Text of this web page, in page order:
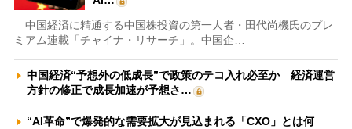
中国経済に精通する中国株投資の第一人者・田代尚機氏のプレ
ミアム連載「チャイナ・リサーチ」。中国企…
中国経済“予想外の低成長”で政策のテコ入れ必至か 経済運営
方針の修正で成長加速が予想さ…
“AI革命”で爆発的な需要拡大が見込まれる「CXO」とは何